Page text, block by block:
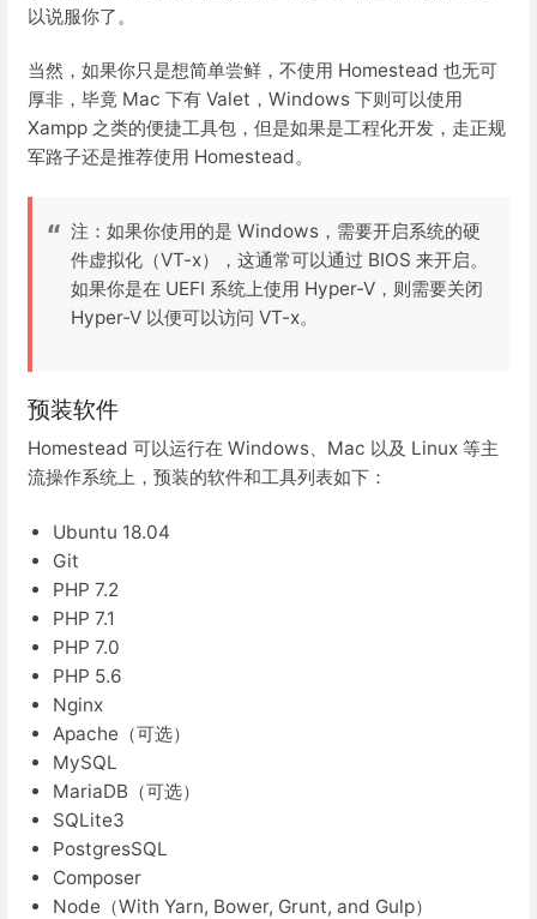
以说服你了。
当然，如果你只是想简单尝鲜，不使用 Homestead 也无可
厚非，毕竟 Mac 下有 Valet，Windows 下则可以使用
Xampp 之类的便捷工具包，但是如果是工程化开发，走正规
军路子还是推荐使用 Homestead。
注：如果你使用的是 Windows，需要开启系统的硬
件虚拟化（VT-x），这通常可以通过 BIOS 来开启。
如果你是在 UEFI 系统上使用 Hyper-V，则需要关闭
Hyper-V 以便可以访问 VT-x。
预装软件
Homestead 可以运行在 Windows、Mac 以及 Linux 等主
流操作系统上，预装的软件和工具列表如下：
Ubuntu 18.04
Git
PHP 7.2
PHP 7.1
PHP 7.0
PHP 5.6
Nginx
Apache（可选）
MySQL
MariaDB（可选）
SQLite3
PostgresSQL
Composer
Node（With Yarn, Bower, Grunt, and Gulp）